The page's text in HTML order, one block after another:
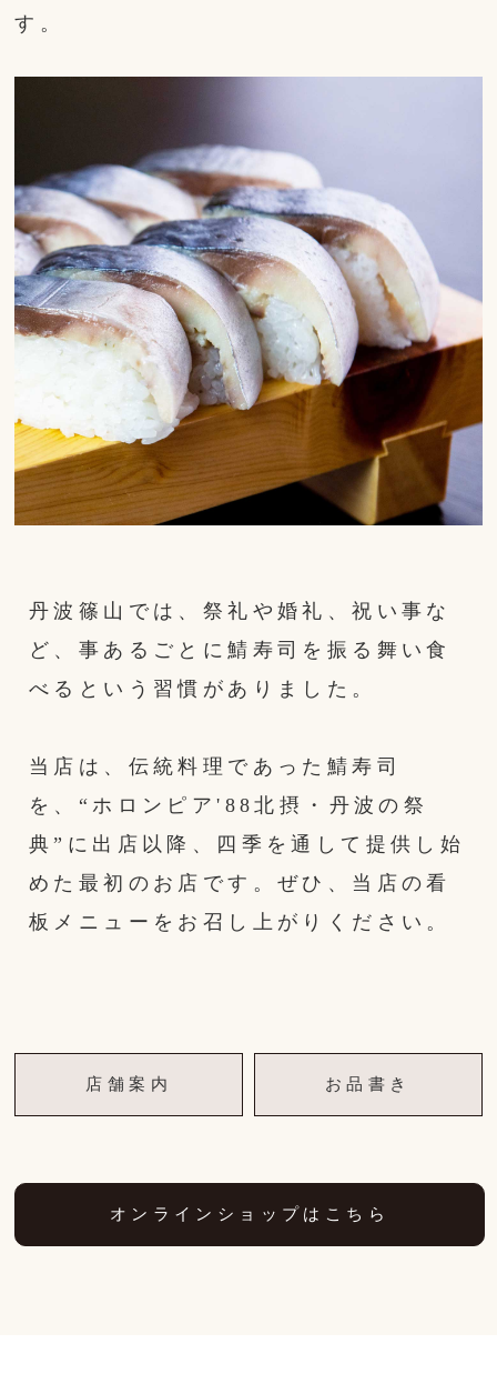
す。
丹波篠山では、祭礼や婚礼、祝い事な
ど、事あるごとに鯖寿司を振る舞い食
べるという習慣がありました。
当店は、伝統料理であった鯖寿司
を、“ホロンピア'88北摂・丹波の祭
典”に出店以降、四季を通して提供し始
めた最初のお店です。ぜひ、当店の看
板メニューをお召し上がりください。
店舗案内 お品書き
オンラインショップはこちら